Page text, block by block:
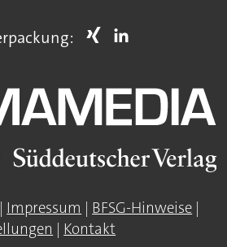
| Impressum | BFSG-Hinweise |
| Kontakt